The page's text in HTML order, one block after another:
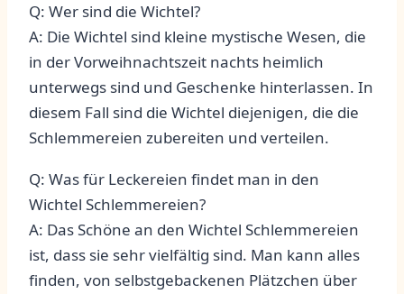
Q: Wer sind die Wichtel?
A: ⁢Die Wichtel​ sind kleine mystische Wesen, die
in der ​Vorweihnachtszeit nachts heimlich
⁣unterwegs sind und Geschenke hinterlassen. ​In
⁣diesem‌ Fall sind ‍die ​Wichtel diejenigen, die die
Schlemmereien zubereiten​ und verteilen.
Q:⁣ Was für Leckereien findet man⁣ in den
‌Wichtel ⁤Schlemmereien?
A: Das Schöne an den Wichtel Schlemmereien
ist, dass ‌sie sehr vielfältig sind. Man kann‌ alles
finden, von selbstgebackenen Plätzchen über